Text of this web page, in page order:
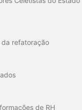
da refatoração
de RH